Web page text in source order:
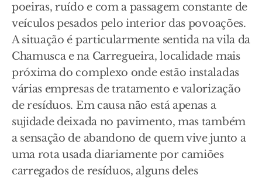
poeiras, ruído e com a passagem constante de
veículos pesados pelo interior das povoações.
A situação é particularmente sentida na vila da
Chamusca e na Carregueira, localidade mais
próxima do complexo onde estão instaladas
várias empresas de tratamento e valorização
de resíduos. Em causa não está apenas a
sujidade deixada no pavimento, mas também
a sensação de abandono de quem vive junto a
uma rota usada diariamente por camiões
carregados de resíduos, alguns deles